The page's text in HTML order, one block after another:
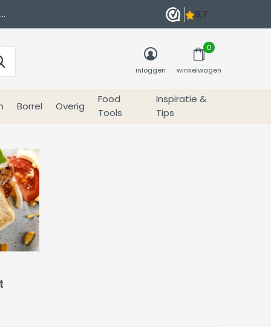
Borrel Overig
Food
Tools
Inspiratie &
Tips
inloggen winkelwagen
0